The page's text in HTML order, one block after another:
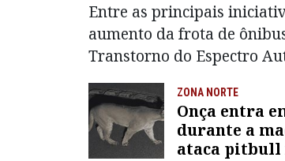
Entre as principais
aumento da frota de
Transtorno do Espectro
ZONA NORTE
Onça entra
durante a
ataca pitbull